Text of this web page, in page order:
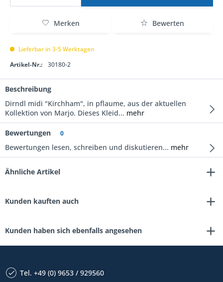
Merken Bewerten
Lieferbar in 3-5 Werktagen
Artikel-Nr.:
30180-2
Beschreibung
Dirndl midi "Kirchham", in pflaume, aus der aktuellen
Kollektion von Marjo. Dieses Kleid... mehr
Bewertungen 0
Bewertungen lesen, schreiben und diskutieren... mehr
Ähnliche Artikel
Kunden kauften auch
Kunden haben sich ebenfalls angesehen
Tel. +49 (0) 9653 / 929560